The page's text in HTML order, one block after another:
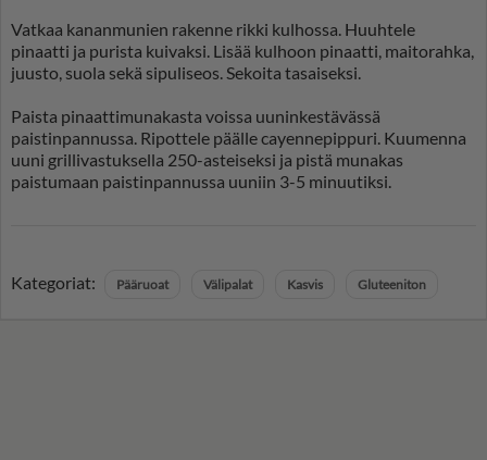
Vatkaa kananmunien rakenne rikki kulhossa. Huuhtele
pinaatti ja purista kuivaksi. Lisää kulhoon pinaatti, maitorahka,
juusto, suola sekä sipuliseos. Sekoita tasaiseksi.
Paista pinaattimunakasta voissa uuninkestävässä
paistinpannussa. Ripottele päälle cayennepippuri. Kuumenna
uuni grillivastuksella 250-asteiseksi ja pistä munakas
paistumaan paistinpannussa uuniin 3-5 minuutiksi.
Kategoriat: Pääruoat Välipalat Kasvis Gluteeniton